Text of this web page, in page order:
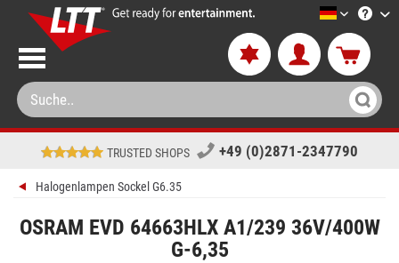
LTT-
TRUSTED SHOPS +49 (0)2871-2347790
Halogenlampen Sockel G6.35
OSRAM EVD 64663HLX A1/239 36V/400W
G-6,35